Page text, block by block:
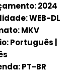
2024
WEB-DL
MKV
Português |
PT-BR